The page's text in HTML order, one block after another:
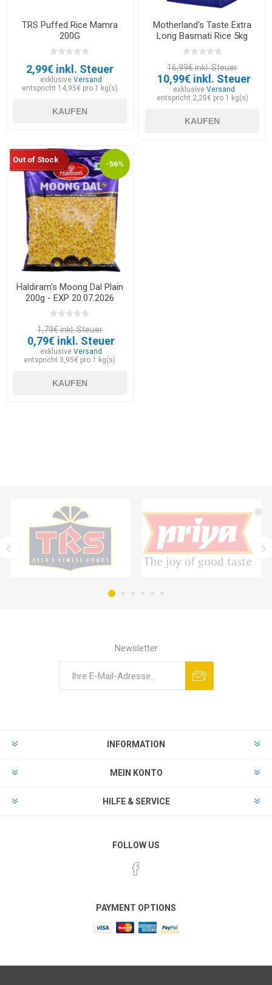
TRS Puffed Rice Mamra
200G
2,99€ inkl. Steuer
exklusiveVersand
entspricht 14,95€ pro 1 kg(s)
KAUFEN
Motherland's Taste Extra
Long Basmati Rice 5kg
16,99€ inkl. Steuer
10,99€ inkl. Steuer
exklusive Versand
entspricht 2,20€ pro 1 kg(s)
KAUFEN
-56%
Out of Stock
Haldiram's Moong Dal Plain
200g - EXP 20.07.2026
1,79€ inkl. Steuer
0,79€ inkl. Steuer
exklusiveVersand
entspricht 3,95€ pro 1 kg(s)
KAUFEN
Newsletter
INFORMATION
MEIN KONTO
HILFE & SERVICE
FOLLOW US
PAYMENT OPTIONS